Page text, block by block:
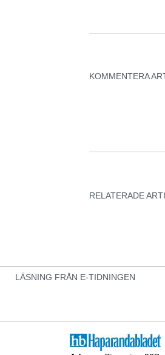
KOMMENTERA
RELATERADE
LÄSNING FRÅN E-TIDNINGEN